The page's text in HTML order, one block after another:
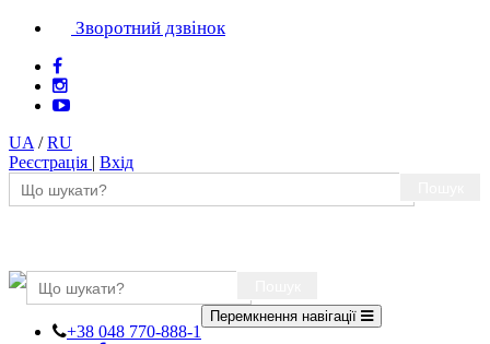
Зворотний дзвінок
UA /RU
Реєстрація | Вхід
+38 048 770-888-1
Перемкнення навігації